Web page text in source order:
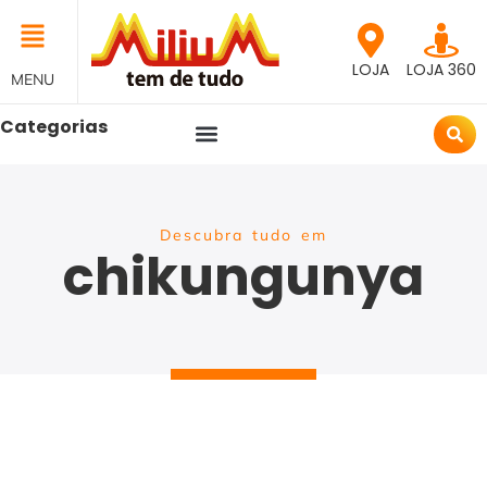
MENU LOJA LOJA 360
Categorias
Descubra tudo em
chikungunya